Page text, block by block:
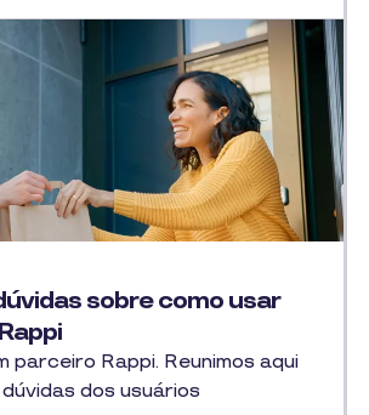
sobre como usar
parceiro Rappi. Reunimos aqui
dos usuários